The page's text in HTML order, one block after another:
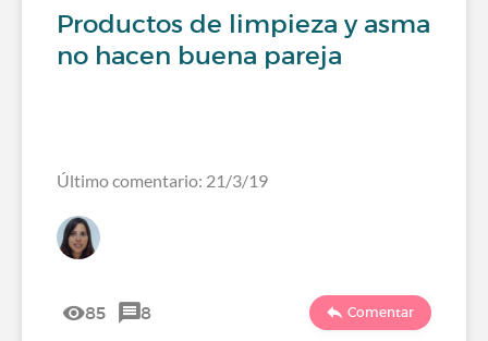
Productos de limpieza y asma
no hacen buena pareja
Último comentario: 21/3/19
85 8 Comentar